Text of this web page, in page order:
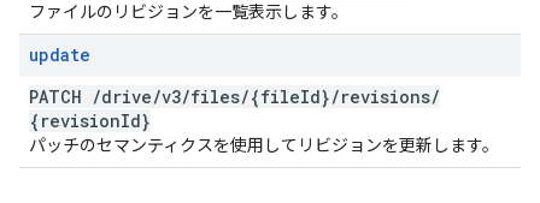
ファイルのリビジョンを一覧表示します。
update
PATCH /drive/v3/files/{fileId}/revisions/
{revisionId}
パッチのセマンティクスを使用してリビジョンを更新します。